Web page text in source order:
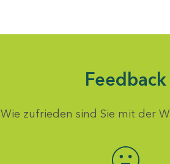
Feedback
Wie zufrieden sind Sie mit der
Bewertung